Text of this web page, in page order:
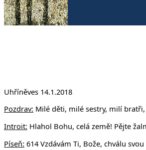
Uhříněves 14.1.2018
Pozdrav: Milé děti, milé sestry, milí
Introit: Hlahol Bohu, celá země! Pějte
Píseň: 614 Vzdávám Ti, Bože, chválu svou